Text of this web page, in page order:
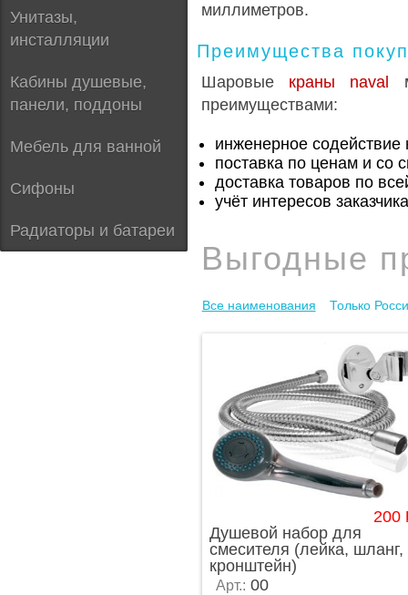
Унитазы,
инсталляции
Кабины душевые,
панели, поддоны
Мебель для ванной
Сифоны
Радиаторы и батареи
миллиметров.
Преимущества
Шаровые краны naval
преимуществами:
инженерное содействие
поставка по ценам и со
доставка товаров по
учёт интересов
Выгодные
Все наименования Только
200
Душевой набор для
смесителя (лейка, шланг,
кронштейн)
Арт.: 00